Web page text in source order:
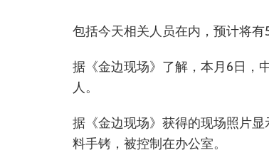
包括今天相关人员在内，预计将
据《金边现场》了解，本月6日，
人。
据《金边现场》获得的现场照片
料手铐，被控制在办公室。